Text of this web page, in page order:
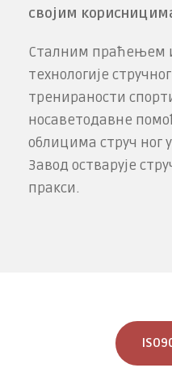
својим
Сталним праћењем
технологије
тренираности
но­саветодавне
облицима струч­ ног
Завод остварује
пракси.